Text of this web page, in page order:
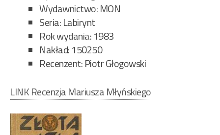
Wydawnictwo: MON
Seria: Labirynt
Rok wydania: 1983
Nakład: 150250
Recenzent: Piotr Głogowski
LINK Recenzja Mariusza Młyńskiego